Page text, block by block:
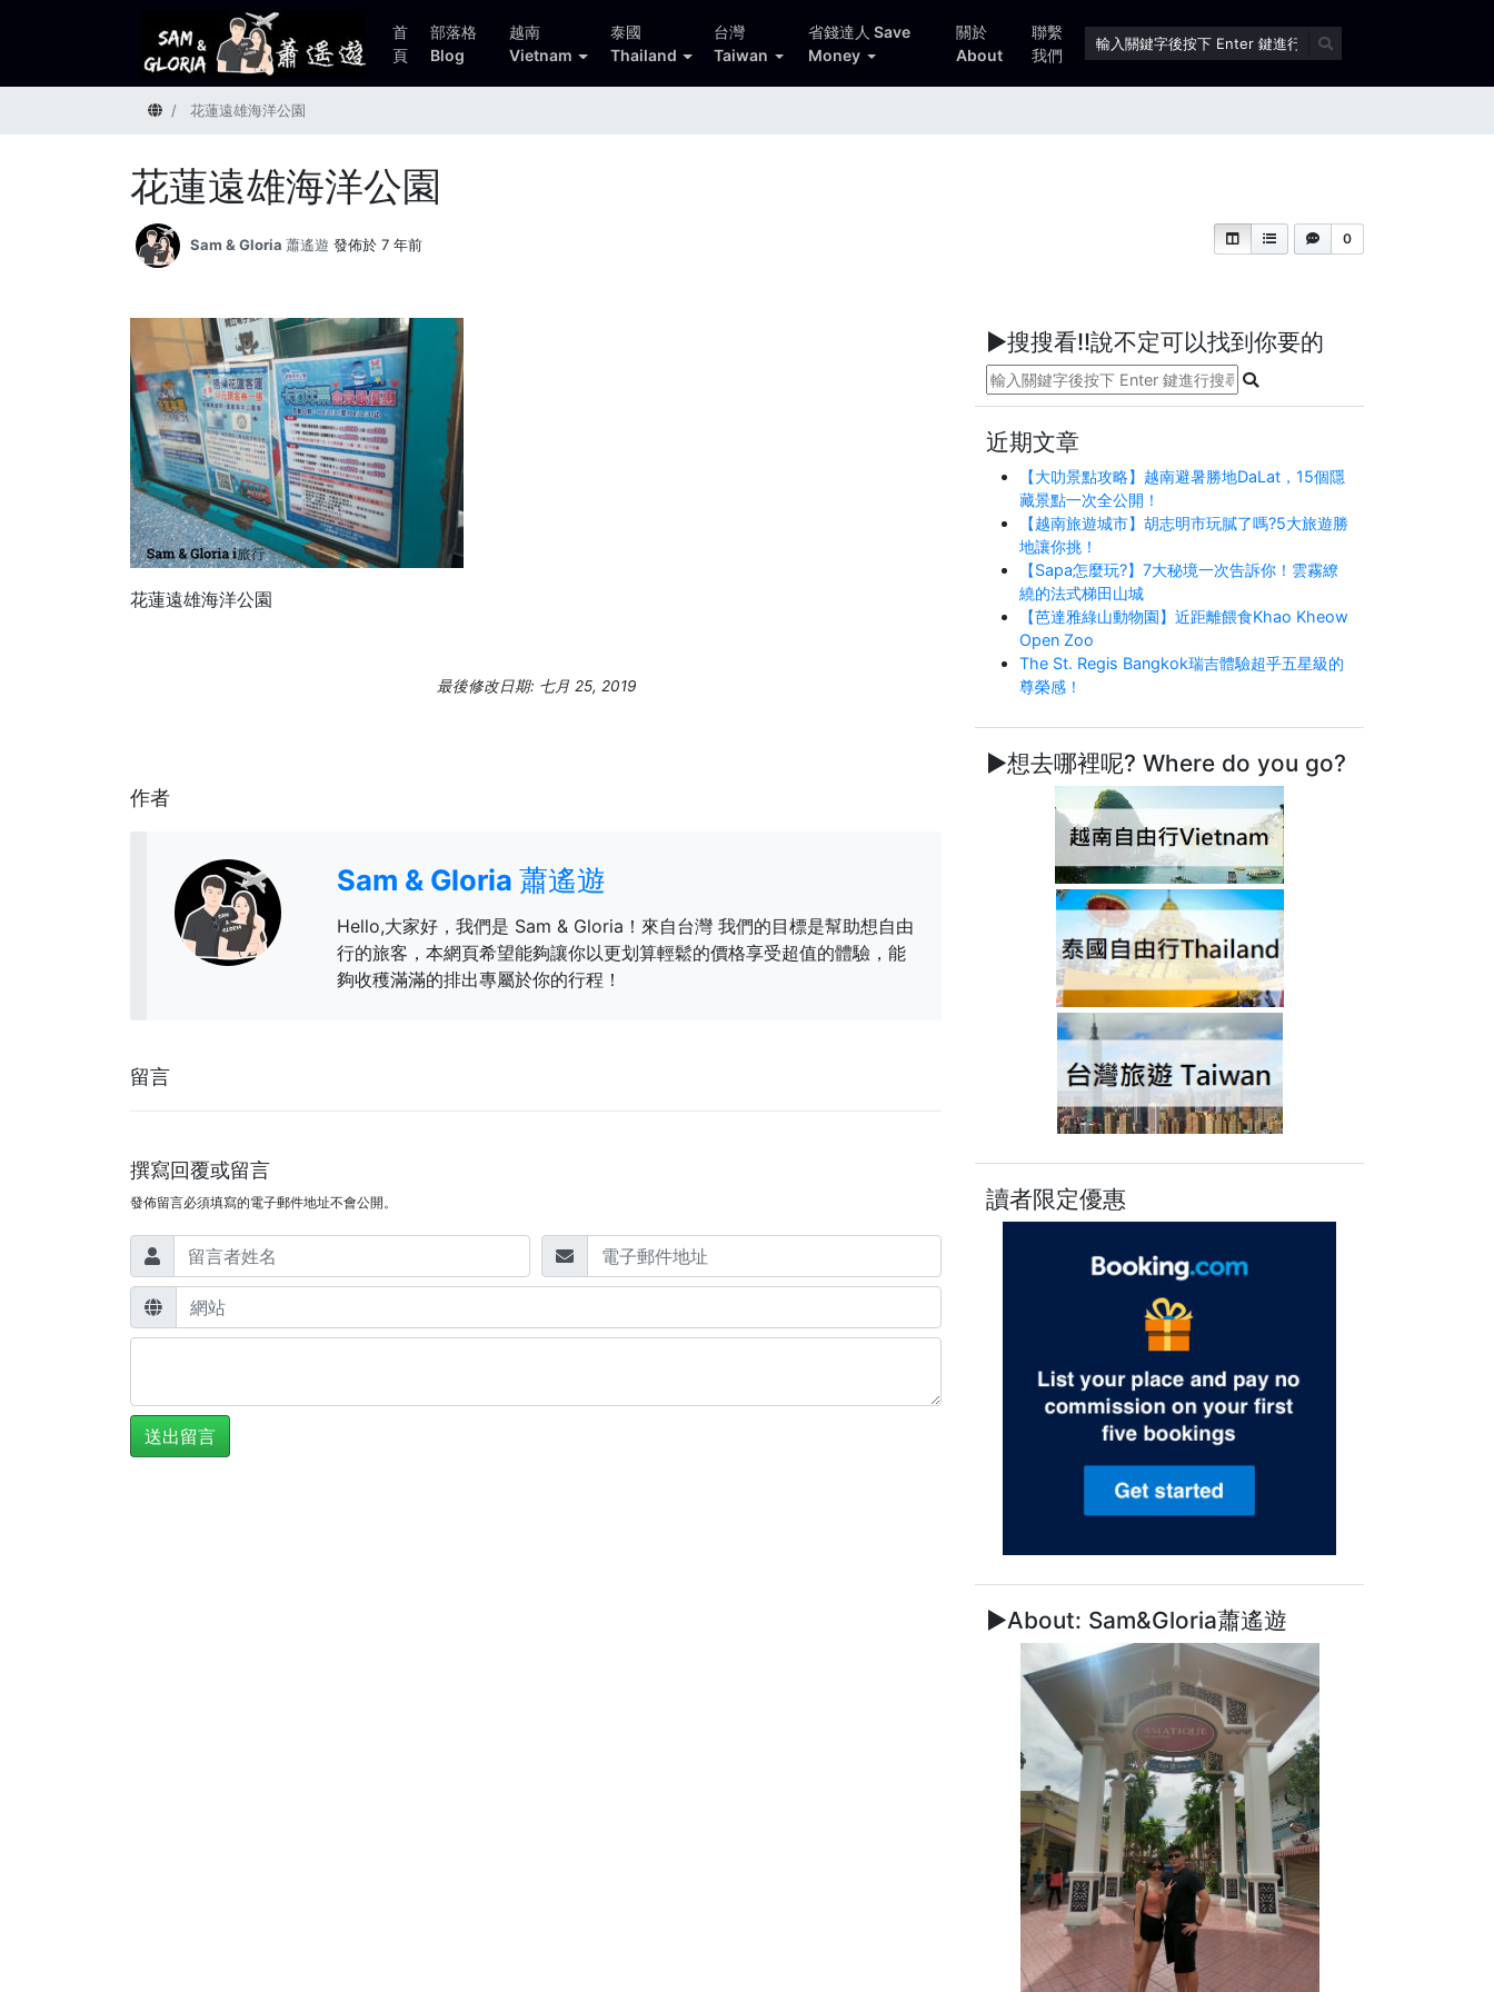
首
頁
部落格
Blog
越南
Vietnam
泰國
Thailand
台灣
Taiwan
省錢達人 Save
Money
關於
About
聯繫
我們
首頁 花蓮遠雄海洋公園
花蓮遠雄海洋公園
0
Sam & Gloria 蕭遙遊 發佈於 7 年前
花蓮遠雄海洋公園
最後修改日期: 七月 25, 2019
作者
Sam & Gloria 蕭遙遊
Hello,大家好，我們是 Sam & Gloria！來自台灣 我們的目標是幫助想自由
行的旅客，本網頁希望能夠讓你以更划算輕鬆的價格享受超值的體驗，能
夠收穫滿滿的排出專屬於你的行程！
留言
撰寫回覆或留言
發佈留言必須填寫的電子郵件地址不會公開。
►搜搜看!!說不定可以找到你要的
近期文章
【大叻景點攻略】越南避暑勝地DaLat，15個隱
藏景點一次全公開！
【越南旅遊城市】胡志明市玩膩了嗎?5大旅遊勝
地讓你挑！
【Sapa怎麼玩?】7大秘境一次告訴你！雲霧繚
繞的法式梯田山城
【芭達雅綠山動物園】近距離餵食Khao Kheow
Open Zoo
The St. Regis Bangkok瑞吉體驗超乎五星級的
尊榮感！
►想去哪裡呢? Where do you go?
讀者限定優惠
►About: Sam&Gloria蕭遙遊